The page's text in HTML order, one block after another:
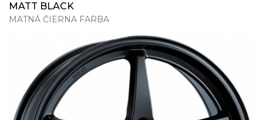
MATT BLACK
MATNÁ ČIERNA FARBA